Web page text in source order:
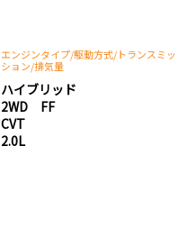
エンジンタイプ/駆動方式/トランスミッ
ション/排気量
ハイブリッド
2WD FF
CVT
2.0L